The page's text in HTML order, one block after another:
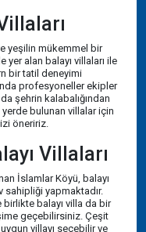
yeşilin mükemmel bir
alan balayı villaları ile
bir tatil deneyimi
profesyoneller ekipler
şehrin kalabalığından
yerde bulunan villalar için
öneririz.
Villaları
İslamlar Köyü, balayı
yapmaktadır.
balayı villa da bir
geçebilirsiniz. Çeşit
villayı seçebilir ve